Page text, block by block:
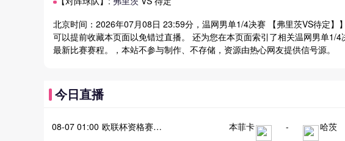
北京时间：2026年07月08日 23:59分，温网男单1/4决赛 【弗里茨VS待定】
可以提前收藏本页面以免错过直播。 还为您在本页面索引了相关温网男单1/
最新比赛赛程。，本站不参与制作、不存储，资源由热心网友提供信号源。
今日直播
08-07 01:00 欧联杯资格赛第3轮首回合 本菲卡 - 哈茨